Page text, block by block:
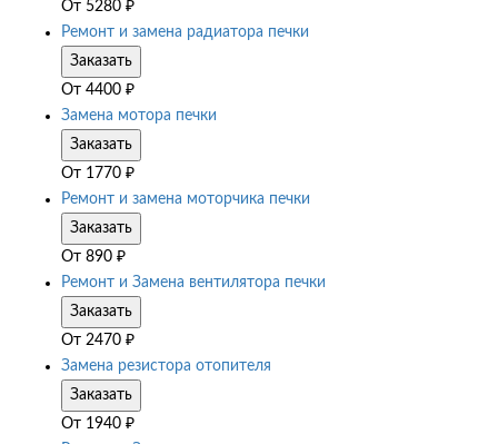
От 5280 ₽
Ремонт и замена радиатора печки
Заказать
От 4400 ₽
Замена мотора печки
Заказать
От 1770 ₽
Ремонт и замена моторчика печки
Заказать
От 890 ₽
Ремонт и Замена вентилятора печки
Заказать
От 2470 ₽
Замена резистора отопителя
Заказать
От 1940 ₽